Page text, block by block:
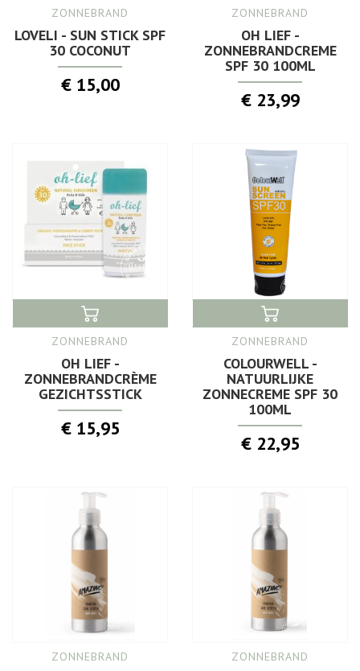
ZONNEBRAND
LOVELI - SUN STICK SPF
30 COCONUT
€ 15,00
ZONNEBRAND
OH LIEF -
ZONNEBRANDCREME
SPF 30 100ML
€ 23,99
ZONNEBRAND
OH LIEF -
ZONNEBRANDCRÈME
GEZICHTSSTICK
€ 15,95
ZONNEBRAND
COLOURWELL -
NATUURLIJKE
ZONNECREME SPF 30
100ML
€ 22,95
ZONNEBRAND ZONNEBRAND